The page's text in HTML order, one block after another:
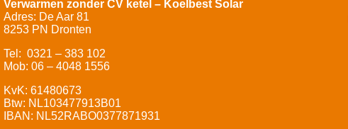
Verwarmen zonder CV ketel – Koelbest Solar
Adres: De Aar 81
8253 PN Dronten
Tel: 0321 – 383 102
Mob: 06 – 4048 1556
KvK: 61480673
Btw: NL103477913B01
IBAN: NL52RABO0377871931